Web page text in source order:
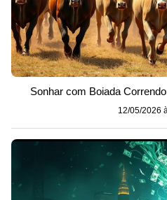
Sonhar com Boiada
12/05/2026